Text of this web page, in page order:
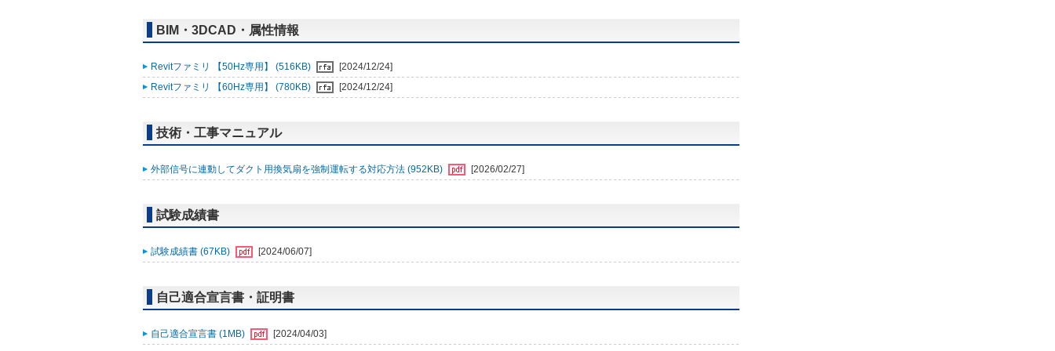
BIM・3DCAD・属性情報
Revitファミリ 【50Hz専用】 (516KB)
[2024/12/24]
Revitファミリ 【60Hz専用】 (780KB)
[2024/12/24]
技術・工事マニュアル
外部信号に連動してダクト用換気扇を強制運転する対応方法 (952KB) [2026/02/27]
試験成績書
試験成績書 (67KB) [2024/06/07]
自己適合宣言書・証明書
自己適合宣言書 (1MB) [2024/04/03]